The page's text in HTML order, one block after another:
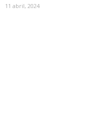
11 abril, 2024